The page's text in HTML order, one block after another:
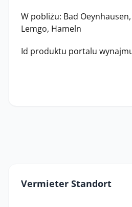
W pobliżu: Bad
Lemgo, Hameln
Id produktu portalu
Vermieter Standort